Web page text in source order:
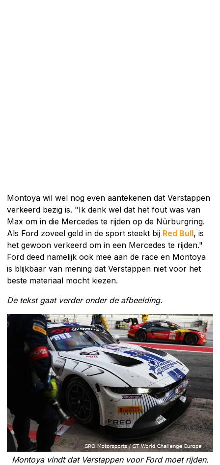
Montoya wil wel nog even aantekenen dat Verstappen
verkeerd bezig is. "Ik denk wel dat het fout was van
Max om in die Mercedes te rijden op de Nürburgring.
Als Ford zoveel geld in de sport steekt bij Red Bull, is
het gewoon verkeerd om in een Mercedes te rijden."
Ford deed namelijk ook mee aan de race en Montoya
is blijkbaar van mening dat Verstappen niet voor het
beste materiaal mocht kiezen.
De tekst gaat verder onder de afbeelding.
Montoya vindt dat Verstappen voor Ford moet rijden.